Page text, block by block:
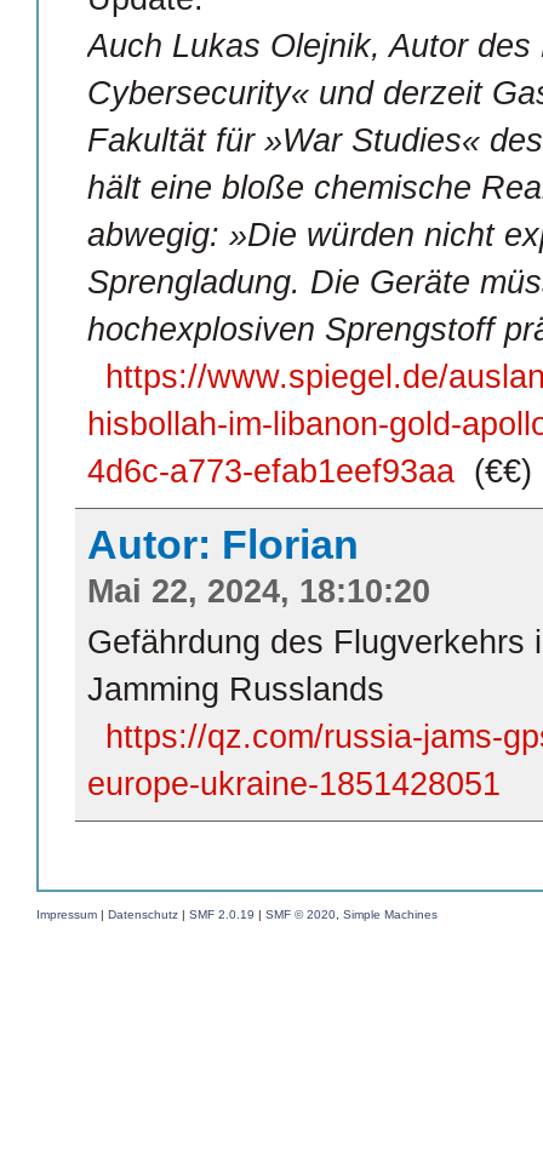
Auch Lukas Olejnik, Autor
Cybersecurity« und derzeit
Fakultät für »War Studies«
hält eine bloße chemische
abwegig: »Die würden nicht
Sprengladung. Die Geräte
hochexplosiven Sprengstoff
https://www.spiegel.de/
hisbollah-im-libanon-gold-
4d6c-a773-efab1eef93aa (€€)
Autor: Florian
Mai 22, 2024, 18:10:20
Gefährdung des Flugverkehrs
Jamming Russlands
https://qz.com/russia-jams-
europe-ukraine-1851428051
Impressum | Datenschutz | SMF 2.0.19 | SMF © 2020 Simple Machines